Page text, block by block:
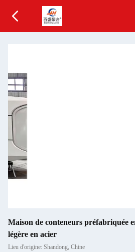
Maison de conteneurs préfabriquée
légère en acier
Lieu d'origine: Shandong, Chine